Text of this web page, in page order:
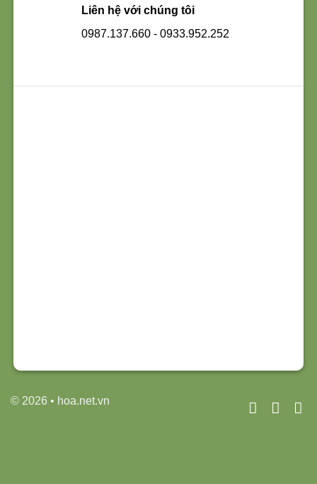
Liên hệ với chúng tôi
0987.137.660 - 0933.952.252
© 2026 • hoa.net.vn